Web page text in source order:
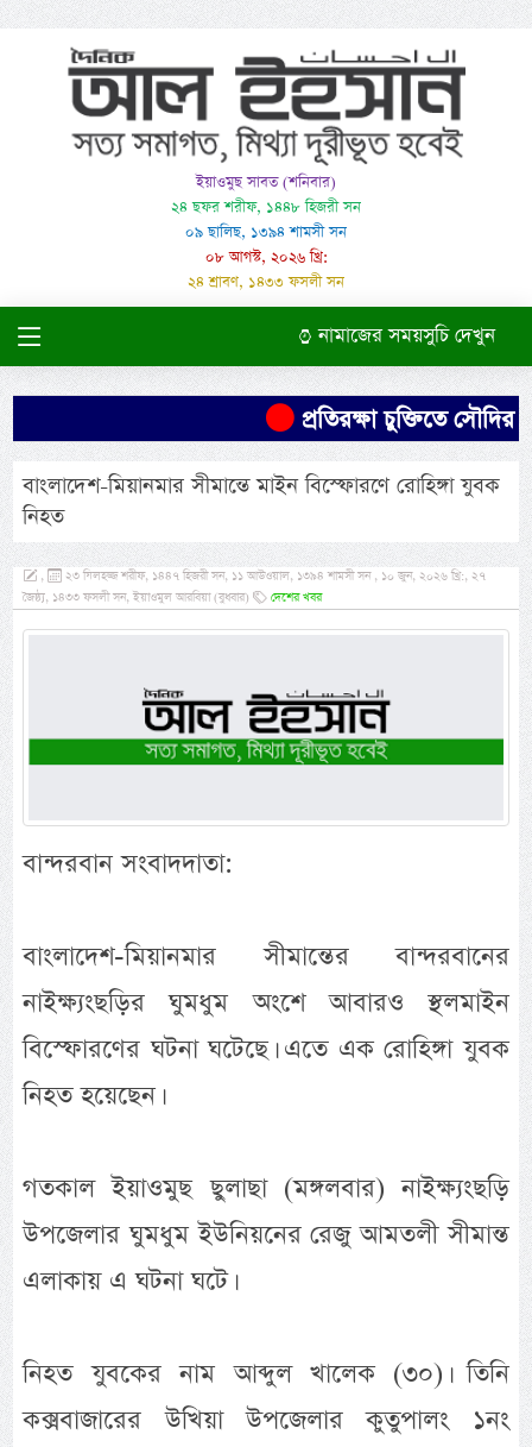
ইয়াওমুছ সাবত (শনিবার)
২৪ ছফর শরীফ, ১৪৪৮ হিজরী সন
০৯ ছালিছ, ১৩৯৪ শামসী সন
০৮ আগস্ট, ২০২৬ খ্রি:
২৪ শ্রাবণ, ১৪৩৩ ফসলী সন
নামাজের সময়সুচি দেখুন
প্রতিরক্ষা চুক্তিতে সৌদির
বাংলাদেশ-মিয়ানমার সীমান্তে মাইন বিস্ফোরণে রোহিঙ্গা যুবক
নিহত
,
২৩ যিলহজ্জ শরীফ, ১৪৪৭ হিজরী সন, ১১ আউওয়াল, ১৩৯৪ শামসী সন , ১০ জুন, ২০২৬ খ্রি:, ২৭
জৈষ্ঠ্য, ১৪৩৩ ফসলী সন, ইয়াওমুল আরবিয়া (বুধবার)
দেশের খবর
বান্দরবান সংবাদদাতা:
বাংলাদেশ-মিয়ানমার সীমান্তের বান্দরবানের
নাইক্ষ্যংছড়ির ঘুমধুম অংশে আবারও স্থলমাইন
বিস্ফোরণের ঘটনা ঘটেছে। এতে এক রোহিঙ্গা যুবক
নিহত হয়েছেন।
গতকাল ইয়াওমুছ ছুলাছা (মঙ্গলবার) নাইক্ষ্যংছড়ি
উপজেলার ঘুমধুম ইউনিয়নের রেজু আমতলী সীমান্ত
এলাকায় এ ঘটনা ঘটে।
নিহত যুবকের নাম আব্দুল খালেক (৩০)। তিনি
কক্সবাজারের উখিয়া উপজেলার কুতুপালং ১নং